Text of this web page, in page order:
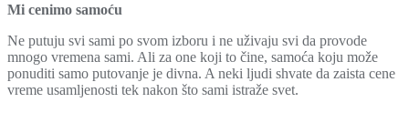
Mi cenimo samoću
Ne putuju svi sami po svom izboru i ne uživaju svi da provode
mnogo vremena sami. Ali za one koji to čine, samoća koju može
ponuditi samo putovanje je divna. A neki ljudi shvate da zaista cene
vreme usamljenosti tek nakon što sami istraže svet.